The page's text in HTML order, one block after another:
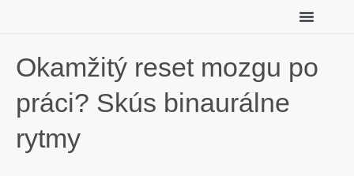
Okamžitý reset mozgu po
práci? Skús binaurálne
rytmy